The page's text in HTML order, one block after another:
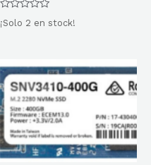
Valorado
con
¡Solo 2 en stock!